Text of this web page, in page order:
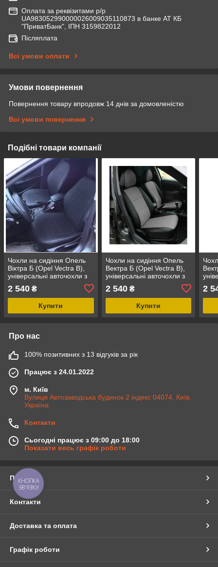
Оплата за реквізитами р/р
UA983052990000026009035110873 в банке АТ КБ
"ПриватБанк", ІПН 3159822012
Післяплата
Всі умови оплати
Умови повернення
Повернення товару впродовж 14 днів за домовленістю
Всі умови повернення
Подібні товари компанії
Чохли на сидіння Опель
Віктра Б (Opel Vectra B),
універсальні авточохли з
2 540 ₴
Купити
Чохли на сидіння Опель
Вектра Б (Opel Vectra B),
універсальні авточохли з
екошкіри в Україні Чорно-
сірий
2 540₴
Купити
2
Про нас
100% позитивних з 13 відгуків за рік
Працює з 24.01.2022
м. Київ
Вулиця Автозаводська будинок 2 індекс 04074, Київ,
Україна
Контакти
Сьогодні працює з 09:00 до 18:00
Показати весь графік роботи
Про нас
Контакти
Доставка та оплата
Графік роботи
КНОПКА
ЗВ'ЯЗКУ